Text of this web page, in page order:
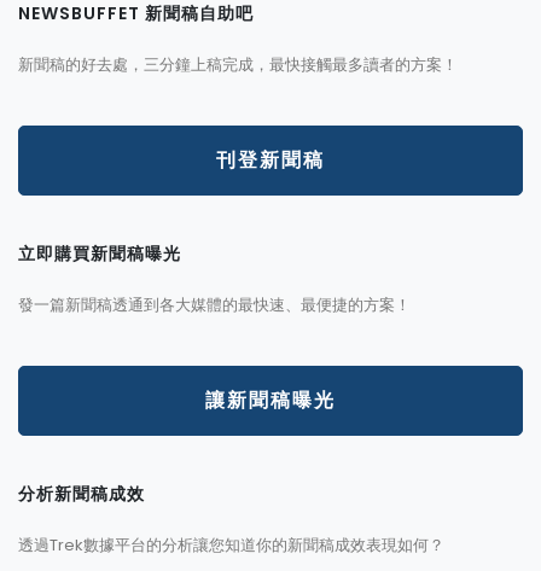
NEWSBUFFET 新聞稿自助吧
新聞稿的好去處，三分鐘上稿完成，最快接觸最多讀者的方案！
刊登新聞稿
立即購買新聞稿曝光
發一篇新聞稿透通到各大媒體的最快速、最便捷的方案！
讓新聞稿曝光
分析新聞稿成效
透過Trek數據平台的分析讓您知道你的新聞稿成效表現如何？